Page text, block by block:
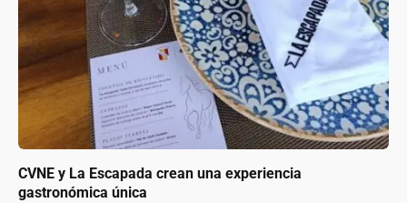
CVNE y La Escapada crean una experiencia
gastronómica única